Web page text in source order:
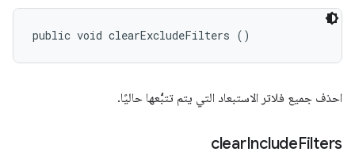
public void clearExcludeFilters ()
احذف جميع فلاتر الاستبعاد التي يتم تتبُّعها حاليًا.
clearIncludeFilters